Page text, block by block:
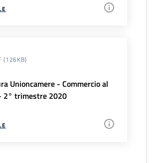
(126KB)
Unioncamere - Commercio al
2° trimestre 2020